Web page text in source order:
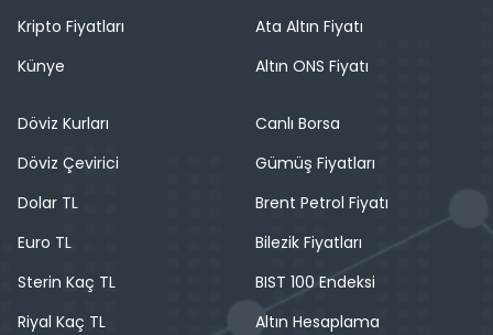
Kripto Fiyatları
Künye
Ata Altın Fiyatı
Altın ONS Fiyatı
Döviz Kurları
Döviz Çevirici
Dolar TL
Euro TL
Sterin Kaç TL
Riyal Kaç TL
Canlı Borsa
Gümüş Fiyatları
Brent Petrol Fiyatı
Bilezik Fiyatları
BIST 100 Endeksi
Altın Hesaplama